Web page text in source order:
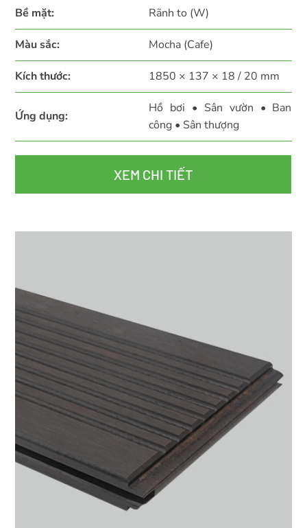
Bề mặt: Rãnh to (W)
Màu sắc: Mocha (Cafe)
Kích thước: 1850 × 137 × 18 / 20 mm
Ứng dụng:
Hồ bơi • Sân vườn • Ban
công • Sân thượng
XEM CHI TIẾT